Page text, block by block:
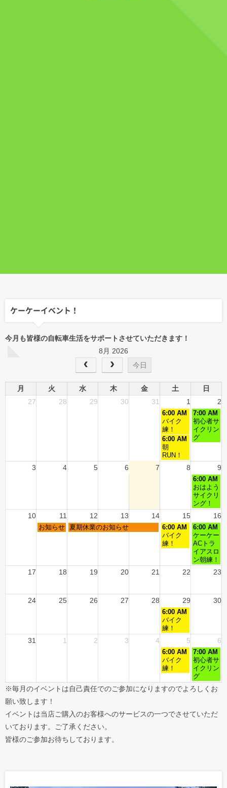
ケーケーイベント！
今月も皆様の自転車生活をサポートさせていただきます！
8月 2026
今日
月 火 水 木 金 土
日
27
28 29 30 31 1 2
6:00 AM
バイク
練！
7:00 AM
初心者サ
イクリン
グ
6:00 AM
朝
RUN！
3 4 5 6 7 8 9
6:00 AM
おはよう
サイクリ
ング！
10 11 12 13 14 15 16
お知らせ 夏期休業のお知らせ
6:00 AM
バイク
練！
6:00 AM
ケーケー
ACトラ
イアスロ
ン朝練！
17 18 19 20 21 22 23
24 25 26 27 28 29 30
6:00 AM
バイク
練！
31 1 2 3 4 5 6
6:00 AM
バイク
練！
7:00 AM
初心者サ
イクリン
グ
※毎月のイベントは自己責任でのご参加になりますのでよろしくお
願い致します！
イベントは当店ご購入のお客様へのサービスの一つでさせていただ
いております。ご了承ください。
皆様のご参加お待ちしております。